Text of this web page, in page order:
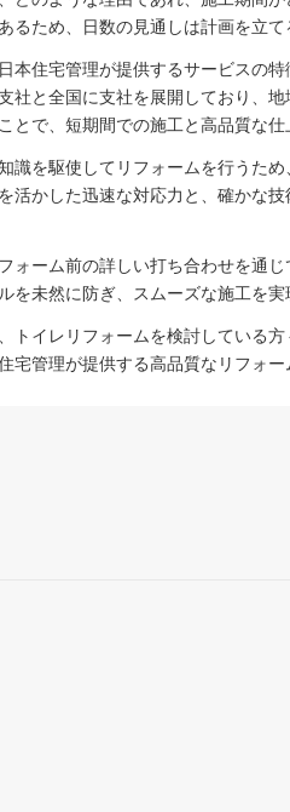
ため、日数の見通しは計画を立て
本住宅管理が提供するサービスの
と全国に支社を展開しており、
で、短期間での施工と高品質な仕
を駆使してリフォームを行うた
かした迅速な対応力と、確かな
ーム前の詳しい打ち合わせを通
未然に防ぎ、スムーズな施工を実
トイレリフォームを検討している
管理が提供する高品質なリフォー